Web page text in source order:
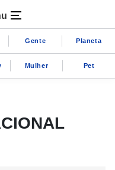
Gente Planeta
Mulher Pet